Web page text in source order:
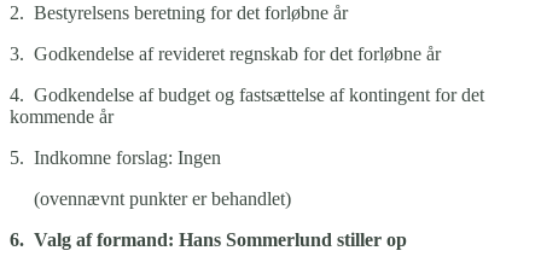
2. Bestyrelsens beretning for det forløbne år
3. Godkendelse af revideret regnskab for det forløbne år
4. Godkendelse af budget og fastsættelse af kontingent for det
kommende år
5. Indkomne forslag: Ingen
(ovennævnt punkter er behandlet)
6. Valg af formand: Hans Sommerlund stiller op